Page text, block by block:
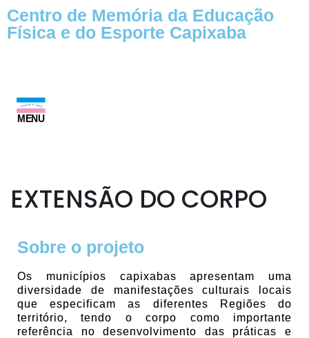
Pular
Centro de Memória da Educação
Física e do Esporte Capixaba
MENU
EXTENSÃO DO CORPO
Sobre o projeto
Os municípios capixabas apresentam uma
diversidade de manifestações culturais locais
que especificam as diferentes Regiões do
território, tendo o corpo como importante
referência no desenvolvimento das práticas e